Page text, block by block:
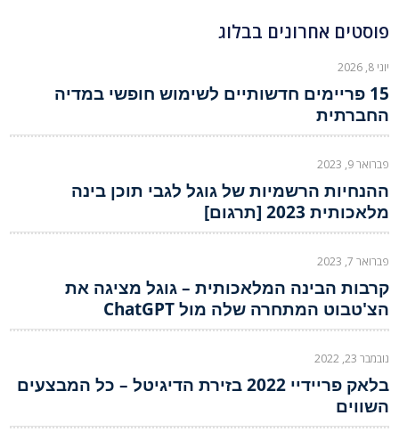
פוסטים אחרונים בבלוג
יוני 8, 2026
15 פריימים חדשותיים לשימוש חופשי במדיה
החברתית
פברואר 9, 2023
ההנחיות הרשמיות של גוגל לגבי תוכן בינה
מלאכותית 2023 [תרגום]
פברואר 7, 2023
קרבות הבינה המלאכותית – גוגל מציגה את
הצ'טבוט המתחרה שלה מול ChatGPT
נובמבר 23, 2022
בלאק פריידיי 2022 בזירת הדיגיטל – כל המבצעים
השווים